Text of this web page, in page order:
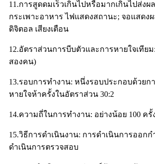
11.การสูดดมเร็วเกินไปหรือมากเกินไปส่งผ
กระเพาะอาหาร ไฟแสดงสถานะ; จอแสดงผ
ดิจิตอล เสียงเตือน
12.อัตราส่วนการบีบตัวและการหายใจเทีย
สองคน)
13.รอบการทำงาน: หนึ่งรอบประกอบด้วยก
หายใจห้าครั้งในอัตราส่วน 30:2
14.ความถี่ในการทำงาน: อย่างน้อย 100 ค
15.วิธีการดำเนินงาน: การดำเนินการออกก
ดำเนินการตรวจสอบ